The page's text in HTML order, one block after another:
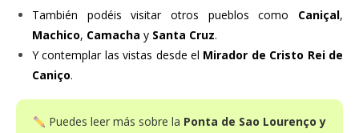
También podéis visitar otros pueblos como Caniçal,
Machico, Camacha y Santa Cruz.
Y contemplar las vistas desde el Mirador de Cristo Rei de
Caniço.
Puedes leer más sobre la Ponta de Sao Lourenço y